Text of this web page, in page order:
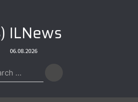
ILNews
06.08.2026